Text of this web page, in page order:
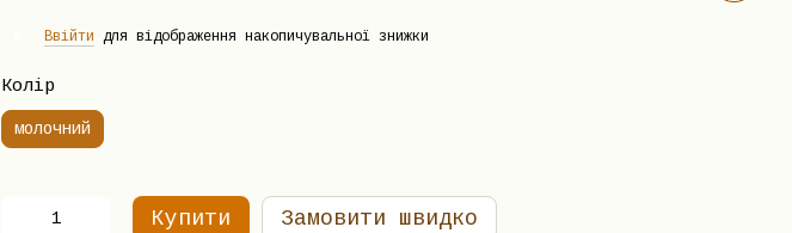
Ввійти для відображення накопичувальної знижки
Колір
молочний
Купити Замовити швидко